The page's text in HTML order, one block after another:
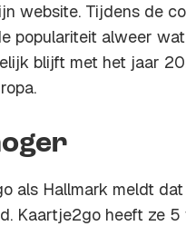
website. Tijdens de
populariteit alweer
blijft met het jaar
als Hallmark meldt
Kaartje2go heeft ze